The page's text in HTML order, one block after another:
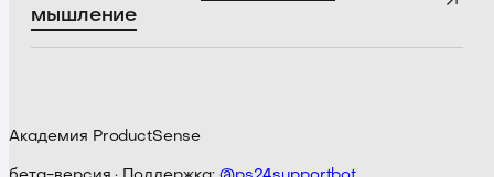
мышление
Академия ProductSense